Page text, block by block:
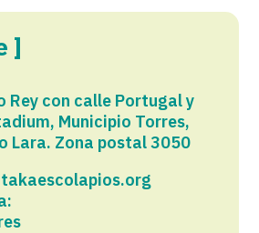
]
Rey con calle Portugal y
Municipio Torres,
Lara. Zona postal 3050